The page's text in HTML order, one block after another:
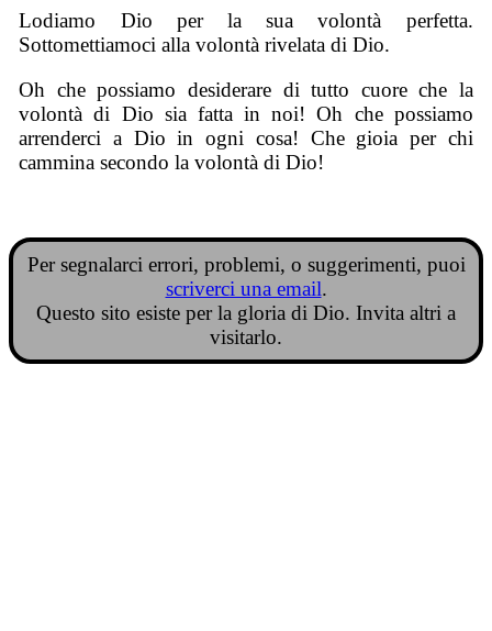
Lodiamo Dio per la sua volontà perfetta.
Sottomettiamoci alla volontà rivelata di Dio.
Oh che possiamo desiderare di tutto cuore che la
volontà di Dio sia fatta in noi! Oh che possiamo
arrenderci a Dio in ogni cosa! Che gioia per chi
cammina secondo la volontà di Dio!
Per segnalarci errori, problemi, o suggerimenti, puoi
scriverci una email.
Questo sito esiste per la gloria di Dio. Invita altri a
visitarlo.